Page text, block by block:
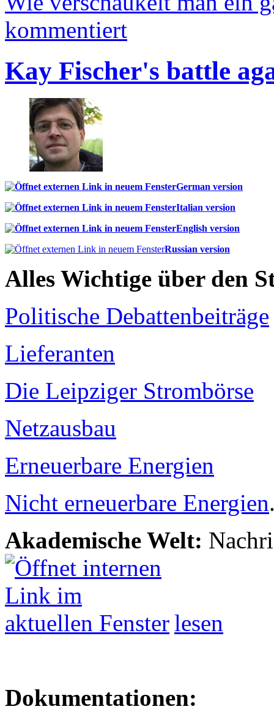
kommentiert
Kay Fischer's battle
German version
Italian version
English version
Russian version
Alles Wichtige über den
Politische Debattenbeiträge
Lieferanten
Die Leipziger Strombörse
Netzausbau
Erneuerbare Energien
Nicht erneuerbare Energien
Akademische Welt:
lesen
Dokumentationen: